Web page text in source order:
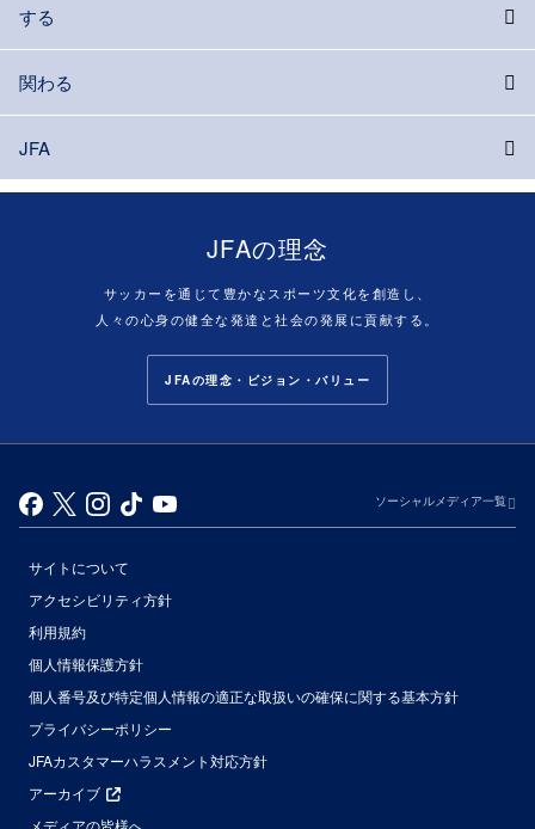
する
関わる
JFA
JFAの理念
サッカーを通じて豊かなスポーツ文化を創造し、
人々の心身の健全な発達と社会の発展に貢献する。
JFAの理念・ビジョン・バリュー
ソーシャルメディア一覧
サイトについて
アクセシビリティ方針
利用規約
個人情報保護方針
個人番号及び特定個人情報の適正な取扱いの確保に関する基本方針
プライバシーポリシー
JFAカスタマーハラスメント対応方針
アーカイブ